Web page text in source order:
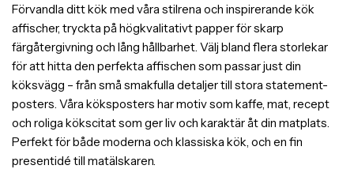
Förvandla ditt kök med våra stilrena och inspirerande kök
affischer, tryckta på högkvalitativt papper för skarp
färgåtergivning och lång hållbarhet. Välj bland flera storlekar
för att hitta den perfekta affischen som passar just din
köksvägg – från små smakfulla detaljer till stora statement-
posters. Våra köksposters har motiv som kaffe, mat, recept
och roliga kökscitat som ger liv och karaktär åt din matplats.
Perfekt för både moderna och klassiska kök, och en fin
presentidé till matälskaren.